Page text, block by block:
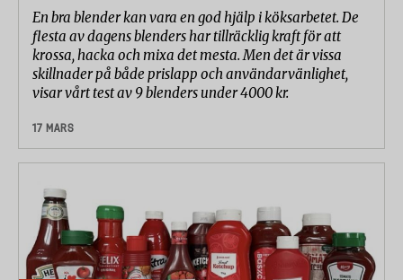
En bra blender kan vara en god hjälp i köksarbetet. De
flesta av dagens blenders har tillräcklig kraft för att
krossa, hacka och mixa det mesta. Men det är vissa
skillnader på både prislapp och användarvänlighet,
visar vårt test av 9 blenders under 4000 kr.
17 MARS